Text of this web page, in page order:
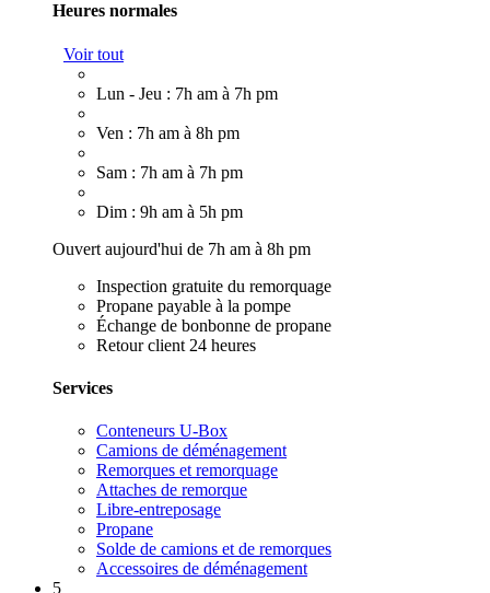
Heures normales
Voir tout
Lun - Jeu : 7h am à 7h pm
Ven : 7h am à 8h pm
Sam : 7h am à 7h pm
Dim : 9h am à 5h pm
Ouvert aujourd'hui de 7h am à 8h pm
Inspection gratuite du remorquage
Propane payable à la pompe
Échange de bonbonne de propane
Retour client 24 heures
Services
Conteneurs U-Box
Camions de déménagement
Remorques et remorquage
Attaches de remorque
Libre-entreposage
Propane
Solde de camions et de remorques
Accessoires de déménagement
5